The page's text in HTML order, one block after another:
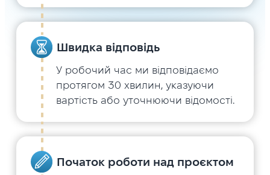
Швидка відповідь
У робочий час ми відповідаємо
протягом 30 хвилин, указуючи
вартість або уточнюючи відомості.
Початок роботи над проєктом